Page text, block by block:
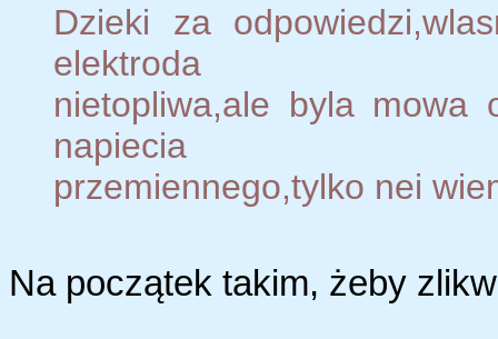
Dzieki za
elektroda
nietopliwa,ale byla mowa
napiecia
przemiennego,tylko nei
Na początek takim, żeby